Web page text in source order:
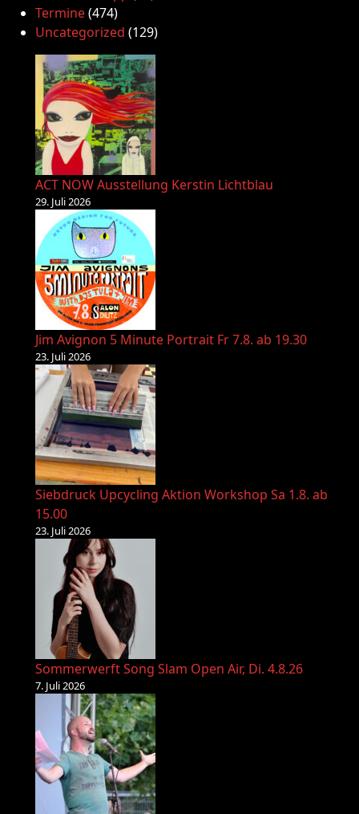
Termine(474)
Uncategorized (129)
ACT NOW Ausstellung Kerstin Lichtblau
29. Juli 2026
Jim Avignon 5 Minute Portrait Fr 7.8. ab 19.30
23. Juli 2026
Siebdruck Upcycling Aktion Workshop Sa 1.8. ab
15.00
23. Juli 2026
Sommerwerft Song Slam Open Air, Di. 4.8.26
7. Juli 2026